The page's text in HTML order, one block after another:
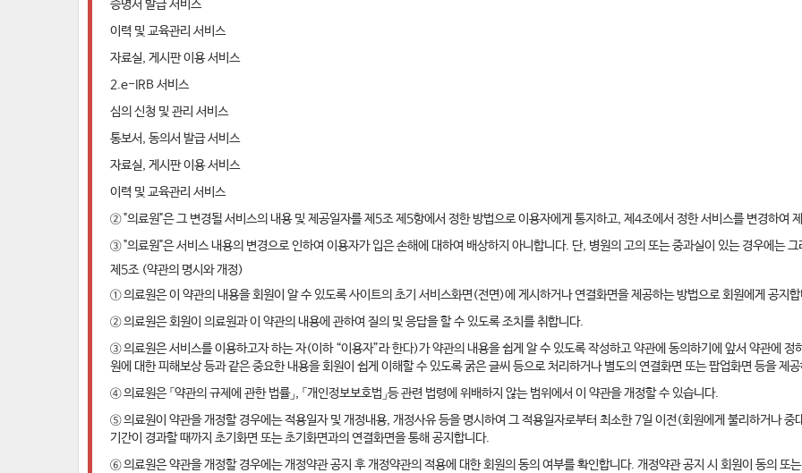
증명서 발급 서비스
이력 및 교육관리 서비스
자료실, 게시판 이용 서비스
2.e-IRB 서비스
심의 신청 및 관리 서비스
통보서, 동의서 발급 서비스
자료실, 게시판 이용 서비스
이력 및 교육관리 서비스
② "의료원"은 그 변경될 서비스의 내용 및 제공일자를 제5조 제5항에서 정한 방법으로 이용자에게 통지하고, 제4조에서 정한 서비스를 변경하여
③ "의료원"은 서비스 내용의 변경으로 인하여 이용자가 입은 손해에 대하여 배상하지 아니합니다. 단, 병원의 고의 또는 중과실이 있는 경우에는
제5조 (약관의 명시와 개정)
① 의료원은 이 약관의 내용을 회원이 알 수 있도록 사이트의 초기 서비스화면(전면)에 게시하거나 연결화면을 제공하는 방법으로 회원에게 공지
② 의료원은 회원이 의료원과 이 약관의 내용에 관하여 질의 및 응답을 할 수 있도록 조치를 취합니다.
③ 의료원은 서비스를 이용하고자 하는 자(이하 “이용자”라 한다)가 약관의 내용을 쉽게 알 수 있도록 작성하고 약관에 동의하기에 앞서 약관에 정
원에 대한 피해보상 등과 같은 중요한 내용을 회원이 쉽게 이해할 수 있도록 굵은 글씨 등으로 처리하거나 별도의 연결화면 또는 팝업화면 등을 제
④ 의료원은 「약관의 규제에 관한 법률」, 「개인정보보호법」등 관련 법령에 위배하지 않는 범위에서 이 약관을 개정할 수 있습니다.
⑤ 의료원이 약관을 개정할 경우에는 적용일자 및 개정내용, 개정사유 등을 명시하여 그 적용일자로부터 최소한 7일 이전(회원에게 불리하거나
기간이 경과할 때까지 초기화면 또는 초기화면과의 연결화면을 통해 공지합니다.
⑥ 의료원은 약관을 개정할 경우에는 개정약관 공지 후 개정약관의 적용에 대한 회원의 동의 여부를 확인합니다. 개정약관 공지 시 회원이 동의 또